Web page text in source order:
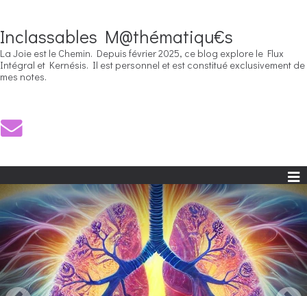
Inclassables M@thématiqu€s
La Joie est le Chemin. Depuis février 2025, ce blog explore le Flux
Intégral et Kernésis. Il est personnel et est constitué exclusivement de
mes notes.